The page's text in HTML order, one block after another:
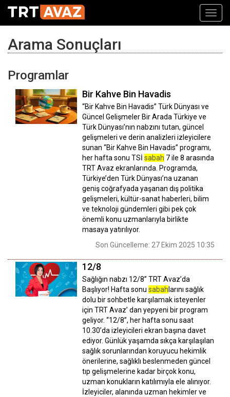
Arama Sonuçları
Programlar
Bir Kahve Bin Havadis
“Bir Kahve Bin Havadis” Türk Dünyası ve
Güncel Gelişmeler Bir Arada Türkiye ve
Türk Dünyası’nın nabzını tutan, güncel
gelişmeleri ve derin analizleri izleyicilere
sunan “Bir Kahve Bin Havadis” programı,
her hafta sonu TSİ sabah 7 ile 8 arasında
TRT Avaz ekranlarında. Programda,
Türkiye’den Türk Dünyası’na uzanan
geniş coğrafyada yaşanan dış politika
gelişmeleri, kültür-sanat haberleri, bilim
ve teknoloji gündemleri gibi pek çok
önemli konu uzmanlarıyla birlikte
masaya yatırılıyor.
Son Güncelleme: 27 Ekim 2025 10:35
12/8
Sağlığın nabzı 12/8” TRT Avaz’da
Başlıyor! Hafta sonu sabah larını sağlık
dolu bir sohbetle karşılamak isteyenler
için TRT Avaz’ dan yepyeni bir program
geliyor. “12/8”, her hafta sonu saat
10.30’da izleyicileri ekran başına davet
ediyor. Günlük yaşamda sıkça karşılaşılan
sağlık sorunlarından koruyucu hekimlik
önerilerine, sağlıklı beslenmeden güncel
tıp gelişmelerine kadar birçok konu,
uzman konukların katılımıyla ele alınıyor.
İzleyiciler, alanında uzman hekimler ve